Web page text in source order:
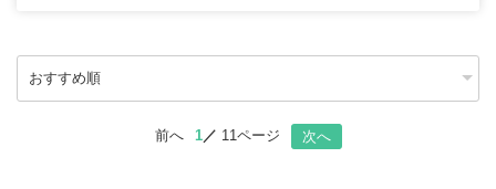
前へ 1 11ページ 次へ